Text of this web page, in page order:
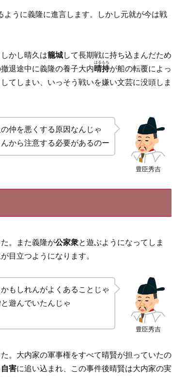
ように義隆に進言します。しかし元就が今は戦
かし晴久は籠城して長期戦に持ち込まんだため
退途中に義隆の養子大内晴持
はるもち
が船の転覆によっ
てしまい、いっそう戦いを嫌い文芸に没頭しま
豊臣秀吉
仲を悪くする原因なんじゃ
から注意する必要があるのー
。また義隆が公家衆と遊ぶようになってしま
目立つようになります。
豊臣秀吉
もしれんがよくあることじゃ
遊んでいたんじゃ
。大内家の軍事権をすべて晴賢が担っていたの
自害に追い込まれ、この事件後晴賢は大内家の実